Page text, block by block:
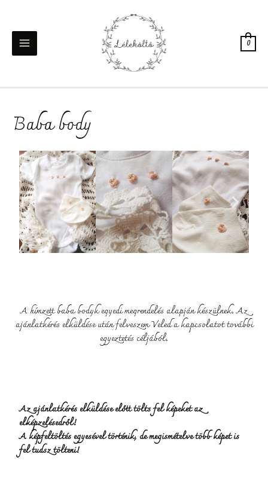
0
Baba body
Ahímzett baba bodyk egyedi megrendelés alapján készülnek. Az
ajánlatkérés elküldése után felveszem Veled a kapcsolatot további
egyeztetés céljából.
Az ajánlatkérés elküldése előtt tölts fel képeket az
elképzelésedről!
A képfeltöltés egyesével történik, de megismételve több képet is
fel tudsz tölteni!